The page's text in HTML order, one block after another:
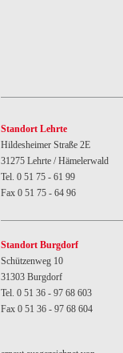
Standort Lehrte
Hildesheimer Straße 2E
31275 Lehrte / Hämelerwald
Tel. 0 51 75 - 61 99
Fax 0 51 75 - 64 96
Standort Burgdorf
Schützenweg 10
31303 Burgdorf
Tel. 0 51 36 - 97 68 603
Fax 0 51 36 - 97 68 604